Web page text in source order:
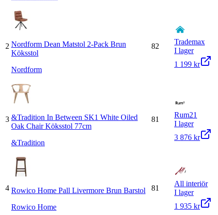
2 Nordform Dean Matstol 2-Pack Brun
Köksstol
Nordform
82
Trademax
I lager
1 199 kr
3 &Tradition In Between SK1 White Oiled
Oak Chair Köksstol 77cm
&Tradition
81
Rum21
I lager
3 876 kr
4 Rowico Home Pall Livermore Brun Barstol
Rowico Home
81
All interiör
I lager
1 935 kr